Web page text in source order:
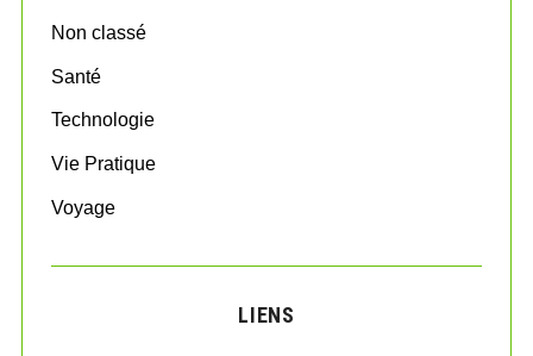
Non classé
Santé
Technologie
Vie Pratique
Voyage
LIENS